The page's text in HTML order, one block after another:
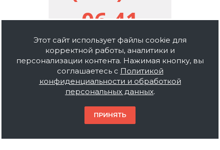
06 41
Этот сайт использует файлы cookie для
корректной работы, аналитики и
персонализации контента. Нажимая кнопку, вы
соглашаетесь с Политикой
конфиденциальности и обработкой
персональных данных.
ПРИНЯТЬ